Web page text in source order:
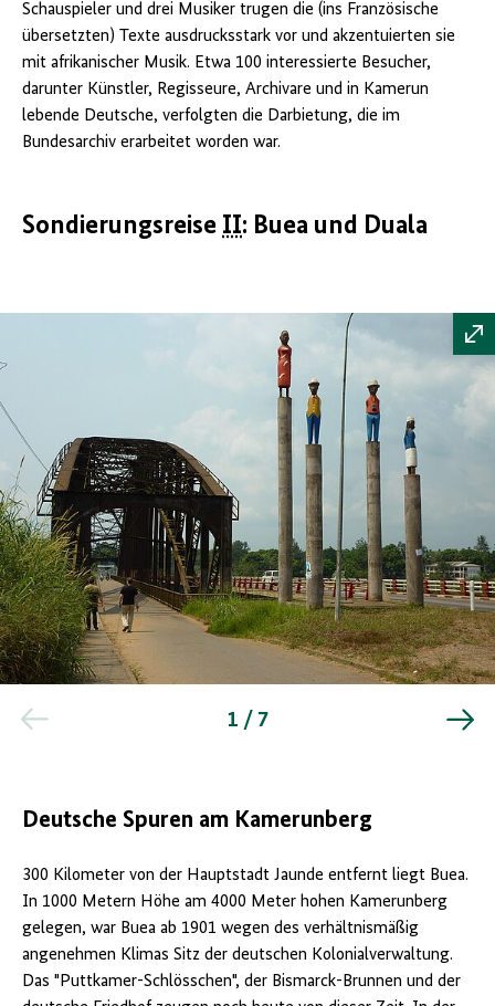
Schauspieler und drei Musiker trugen die (ins Französische
übersetzten) Texte ausdrucksstark vor und akzentuierten sie
mit afrikanischer Musik. Etwa 100 interessierte Besucher,
darunter Künstler, Regisseure, Archivare und in Kamerun
lebende Deutsche, verfolgten die Darbietung, die im
Bundesarchiv erarbeitet worden war.
Sondierungsreise II: Buea und Duala
Edea.-
Besuch
Bundesarchivs
Kamerun,
über
Sanaga
1 / 7
Deutsche Spuren am Kamerunberg
300 Kilometer von der Hauptstadt Jaunde entfernt liegt Buea.
In 1000 Metern Höhe am 4000 Meter hohen Kamerunberg
gelegen, war Buea ab 1901 wegen des verhältnismäßig
angenehmen Klimas Sitz der deutschen Kolonialverwaltung.
Das "Puttkamer-Schlösschen", der Bismarck-Brunnen und der